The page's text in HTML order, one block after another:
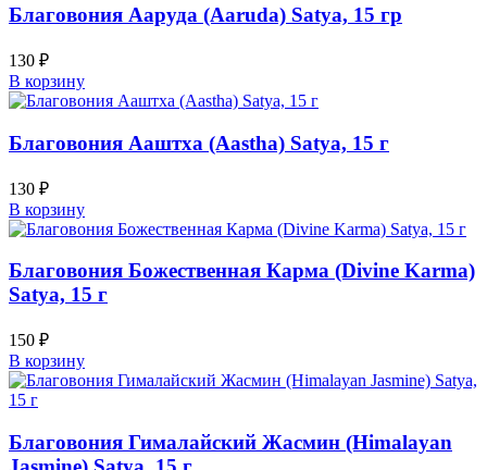
Благовония Ааруда (Aaruda) Satya, 15 гр
130 ₽
В корзину
Благовония Ааштха (Aastha) Satya, 15 г
130 ₽
В корзину
Благовония Божественная Карма (Divine Karma)
Satya, 15 г
150 ₽
В корзину
Благовония Гималайский Жасмин (Himalayan